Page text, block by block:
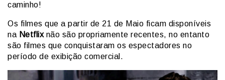
caminho!
Os filmes que a partir de 21 de Maio ficam disponíveis
na Netflixnão são propriamente recentes, no entanto
são filmes que conquistaram os espectadores no
período de exibição comercial.